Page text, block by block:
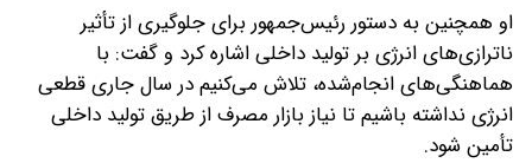
او همچنین به دستور رئیس‌جمهور برای جلوگیری از تأثیر
ناترازی‌های انرژی بر تولید داخلی اشاره کرد و گفت: با
هماهنگی‌های انجام‌شده، تلاش می‌کنیم در سال جاری قطعی
انرژی نداشته باشیم تا نیاز بازار مصرف از طریق تولید داخلی
تأمین شود.